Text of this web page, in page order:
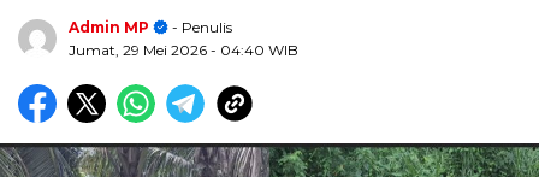
Admin MP
- Penulis
Jumat, 29 Mei 2026 - 04:40 WIB